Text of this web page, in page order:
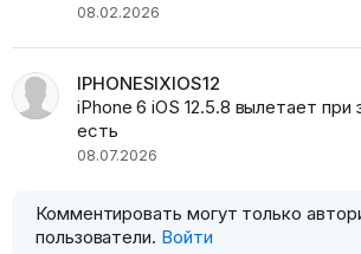
08.02.2026
IPHONESIXIOS12
iPhone 6 iOS 12.5.8 вылетает при
есть
08.07.2026
Комментировать могут только
пользователи. Войти